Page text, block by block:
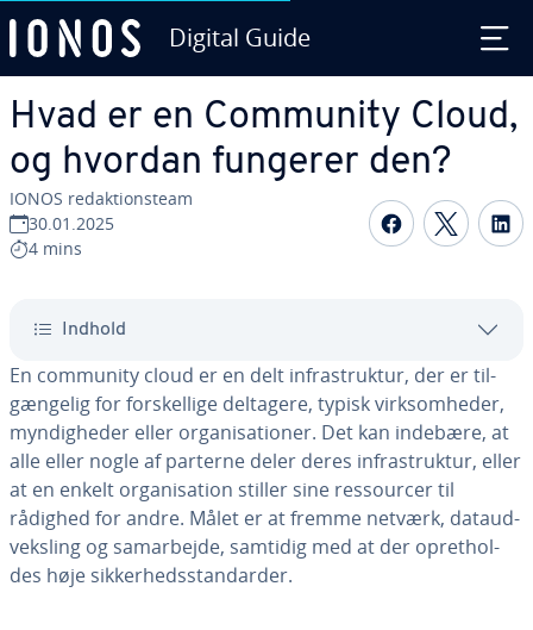
Digital Guide
Hvad er en Community Cloud,
og hvordan fungerer den?
IONOS re­dak­tions­team
30.01.2025
4 mins
Del påDel
Indhold
En community cloud er en delt in­fra­struk­tur, der er til­
gæn­ge­lig for for­skel­li­ge deltagere, typisk virk­som­he­der,
myn­dig­he­der eller or­ga­ni­sa­tio­ner. Det kan indebære, at
alle eller nogle af parterne deler deres in­fra­struk­tur, eller
at en enkelt or­ga­ni­sa­tion stiller sine res­sour­cer til
rådighed for andre. Målet er at fremme netværk, da­ta­ud­
veks­ling og sam­ar­bej­de, samtidig med at der op­ret­hol­
des høje sik­ker­heds­stan­dar­der.